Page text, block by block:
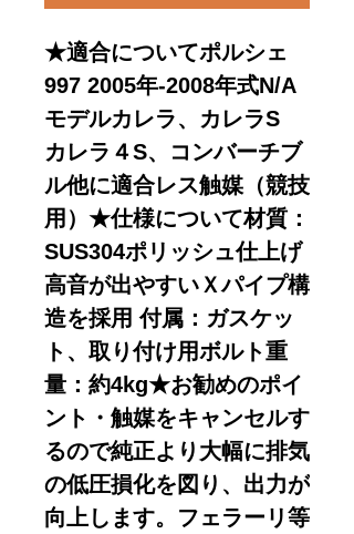
★適合についてポルシェ
997 2005年-2008年式N/A
モデルカレラ、カレラS
カレラ４S、コンバーチブ
ル他に適合レス触媒（競技
用）★仕様について材質：
SUS304ポリッシュ仕上げ
高音が出やすいＸパイプ構
造を採用 付属：ガスケッ
ト、取り付け用ボルト重
量：約4kg★お勧めのポイ
ント・触媒をキャンセルす
るので純正より大幅に排気
の低圧損化を図り、出力が
向上します。フェラーリ等